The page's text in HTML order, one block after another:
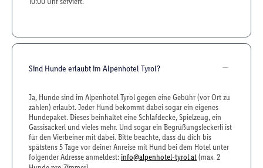
Sind Hunde erlaubt im Alpenhotel Tyrol?
Ja, Hunde sind im Alpenhotel Tyrol gegen eine Gebühr (vor Ort zu
zahlen) erlaubt. Jeder Hund bekommt dabei sogar ein eigenes
Hundepaket. Dieses beinhaltet eine Schlafdecke, Spielzeug, ein
Gassisackerl und vieles mehr. Und sogar ein Begrüßungsleckerli ist
für den Vierbeiner mit dabei. Bitte beachte, dass du dich bis
spätstens 5 Tage vor deiner Anreise mit Hund bei dem Hotel unter
folgender Adresse anmeldest:info@alpenhotel-tyrol.at(max. 2